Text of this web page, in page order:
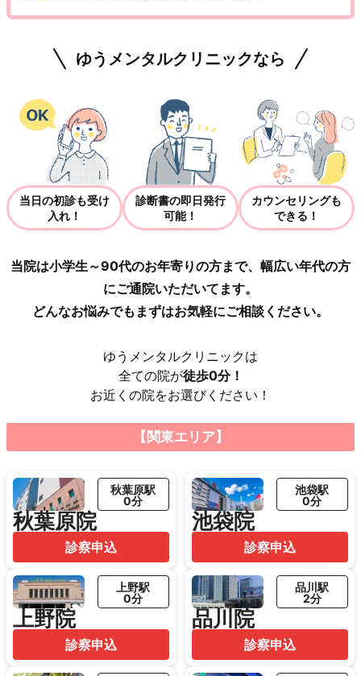
ゆうメンタルクリニックなら
当日の初診も受け
入れ！
診断書の即日発行
可能！
カウンセリングも
できる！
当院は小学生～90代のお年寄りの方まで、幅広い年代の方
にご通院いただいてます。
どんなお悩みでもまずはお気軽にご相談ください。
ゆうメンタルクリニックは
全ての院が徒歩0分！
お近くの院をお選びください！
【関東エリア】
秋葉原院
秋葉原駅
0分
診察申込
池袋院
池袋駅
0分
診察申込
上野院
上野駅
0分
診察申込
品川院
品川駅
2分
診察申込